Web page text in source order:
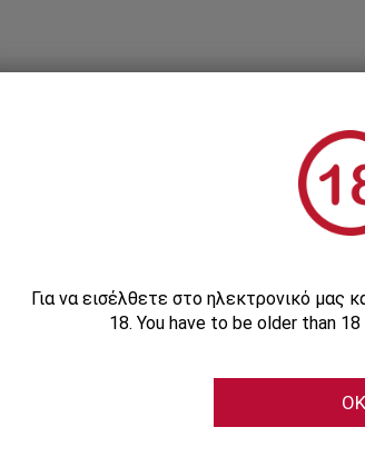
Εγγραφείτε
Για να εισέλθετε στο ηλεκτρονικό
18. You have to be older than
OK